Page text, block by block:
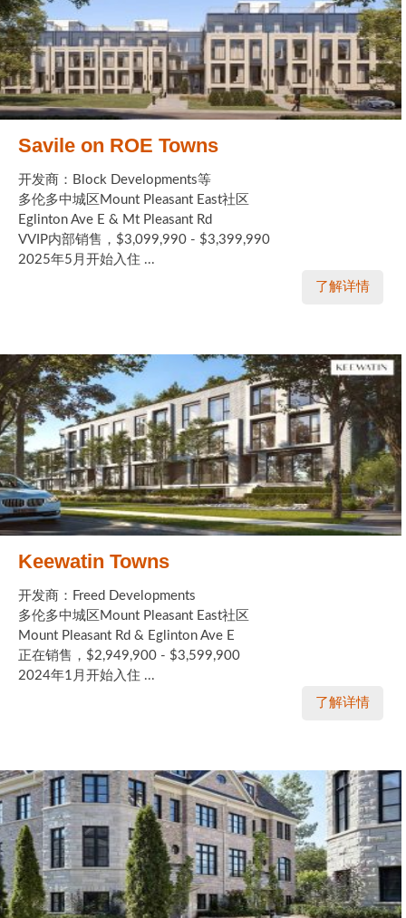
Savile on ROE Towns
开发商：Block Developments等
多伦多中城区Mount Pleasant East社区
Eglinton Ave E & Mt Pleasant Rd
VVIP内部销售，$3,099,990 - $3,399,990
2025年5月开始入住 ...
了解详情
Keewatin Towns
开发商：Freed Developments
多伦多中城区Mount Pleasant East社区
Mount Pleasant Rd & Eglinton Ave E
正在销售，$2,949,900 - $3,599,900
2024年1月开始入住 ...
了解详情